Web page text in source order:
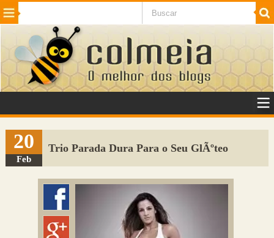
Beleza Cinema e TV
Internet Jogos NotÃ­cias SaÃºde
VeÃ­culos Adulto
Sugerir Link
Adicionar Blog
Colmeia Exchange
20
Feb
Trio Parada Dura Para o Seu GlÃºteo